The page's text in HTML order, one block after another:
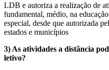
LDB e autoriza a realização de
fundamental, médio, na
especial, desde que autorizada
estados e municípios
3) As atividades a distância
letivo?